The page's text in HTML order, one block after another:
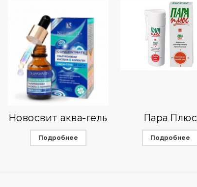
Новосвит аква-гель
Подробнее
Пара Плюс
Подробнее